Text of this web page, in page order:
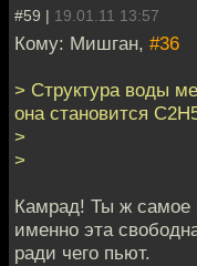
#59 | 19.01.11 13:57
Кому: Мишган, #36
> Структура воды
она становится
>
>
Камрад! Ты ж
именно эта
ради чего пьют.